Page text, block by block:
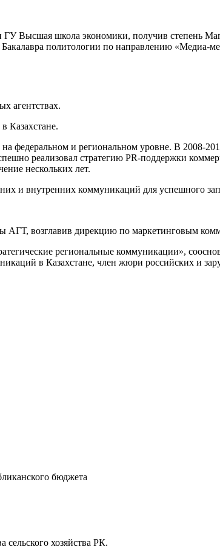
ГУ Высшая школа экономики, получив степень
политологии по направлению «Медиа-
агентствах.
Казахстане.
и региональном уровне. В 2008-
реализовал стратегию PR-поддержки
нескольких лет.
и внутренних коммуникаций для успешного
АГТ, возглавив дирекцию по маркетинговым
региональные коммуникации»,
в Казахстане, член жюри российских и
бюджета
хозяйства РК.